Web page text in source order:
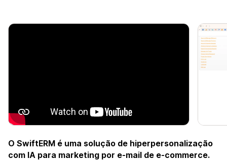
O SwiftERM é uma solução de hiperpersonalização
com IA para marketing por e-mail de e-commerce.